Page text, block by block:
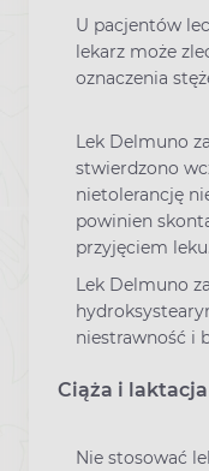
U pacjentów
lekarz może
oznaczenia
Lek Delmuno
stwierdzono
nietolerancję
powinien
przyjęciem leku.
Lek Delmuno
niestrawność i
Ciąża i laktacja
Nie stosować